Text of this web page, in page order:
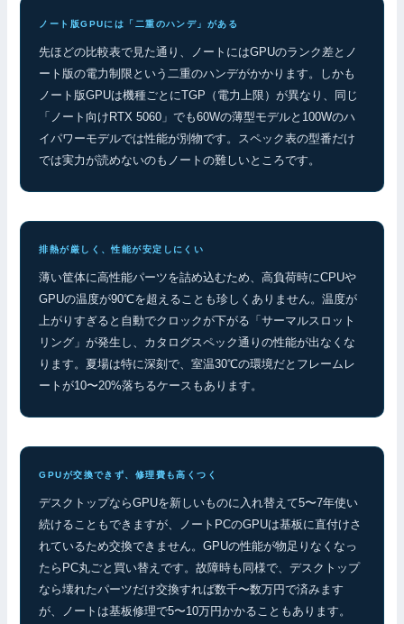
ノート版GPUには「二重のハンデ」がある
先ほどの比較表で見た通り、ノートにはGPUのランク差とノ
ート版の電力制限という二重のハンデがかかります。しかも
ノート版GPUは機種ごとにTGP（電力上限）が異なり、同じ
「ノート向けRTX 5060」でも60Wの薄型モデルと100Wのハ
イパワーモデルでは性能が別物です。スペック表の型番だけ
では実力が読めないのもノートの難しいところです。
排熱が厳しく、性能が安定しにくい
薄い筐体に高性能パーツを詰め込むため、高負荷時にCPUや
GPUの温度が90℃を超えることも珍しくありません。温度が
上がりすぎると自動でクロックが下がる「サーマルスロット
リング」が発生し、カタログスペック通りの性能が出なくな
ります。夏場は特に深刻で、室温30℃の環境だとフレームレ
ートが10〜20%落ちるケースもあります。
GPUが交換できず、修理費も高くつく
デスクトップならGPUを新しいものに入れ替えて5〜7年使い
続けることもできますが、ノートPCのGPUは基板に直付けさ
れているため交換できません。GPUの性能が物足りなくなっ
たらPC丸ごと買い替えです。故障時も同様で、デスクトップ
なら壊れたパーツだけ交換すれば数千〜数万円で済みます
が、ノートは基板修理で5〜10万円かかることもあります。